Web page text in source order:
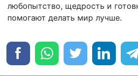
любопытство, щедрость и
помогают делать мир лучше.